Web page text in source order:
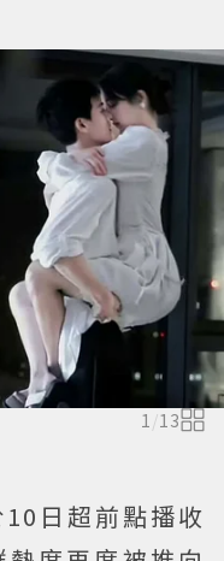
1/13
日超前點播收